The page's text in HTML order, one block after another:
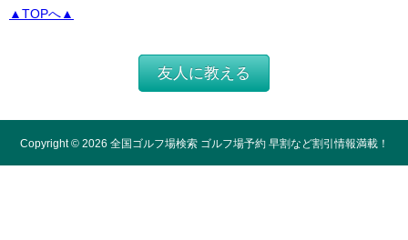
▲TOPへ▲
友人に教える
Copyright © 2026 全国ゴルフ場検索 ゴルフ場予約 早割など割引情報満載！